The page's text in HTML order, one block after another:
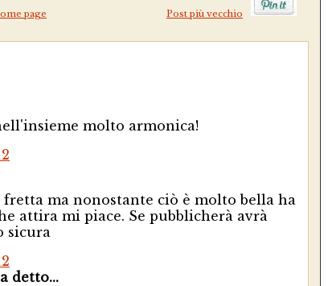
Post più vecchio
page
molto armonica!
ma nonostante ciò è molto bella ha
attira mi piace. Se pubblicherà avrà
sicura
detto...